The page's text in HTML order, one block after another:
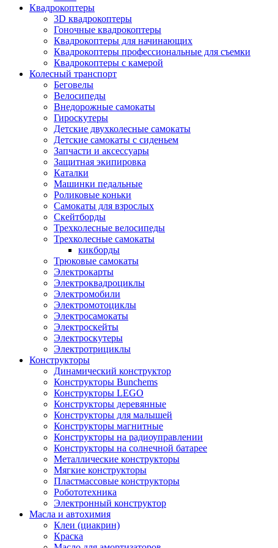
Квадрокоптеры
3D квадрокоптеры
Гоночные квадрокоптеры
Квадрокоптеры для начинающих
Квадрокоптеры профессиональные для съемки
Квадрокоптеры с камерой
Колесный транспорт
Беговелы
Велосипеды
Внедорожные самокаты
Гироскутеры
Детские двухколесные самокаты
Детские самокаты с сиденьем
Запчасти и аксессуары
Защитная экипировка
Каталки
Машинки педальные
Роликовые коньки
Самокаты для взрослых
Скейтборды
Трехколесные велосипеды
Трехколесные самокаты
кикборды
Трюковые самокаты
Электрокарты
Электроквадроциклы
Электромобили
Электромотоциклы
Электросамокаты
Электроскейты
Электроскутеры
Электротрициклы
Конструкторы
Динамический конструктор
Конструкторы Bunchems
Конструкторы LEGO
Конструкторы деревянные
Конструкторы для малышей
Конструкторы магнитные
Конструкторы на радиоуправлении
Конструкторы на солнечной батарее
Металлические конструкторы
Мягкие конструкторы
Пластмассовые конструкторы
Робототехника
Электронный конструктор
Масла и автохимия
Клеи (циакрин)
Краска